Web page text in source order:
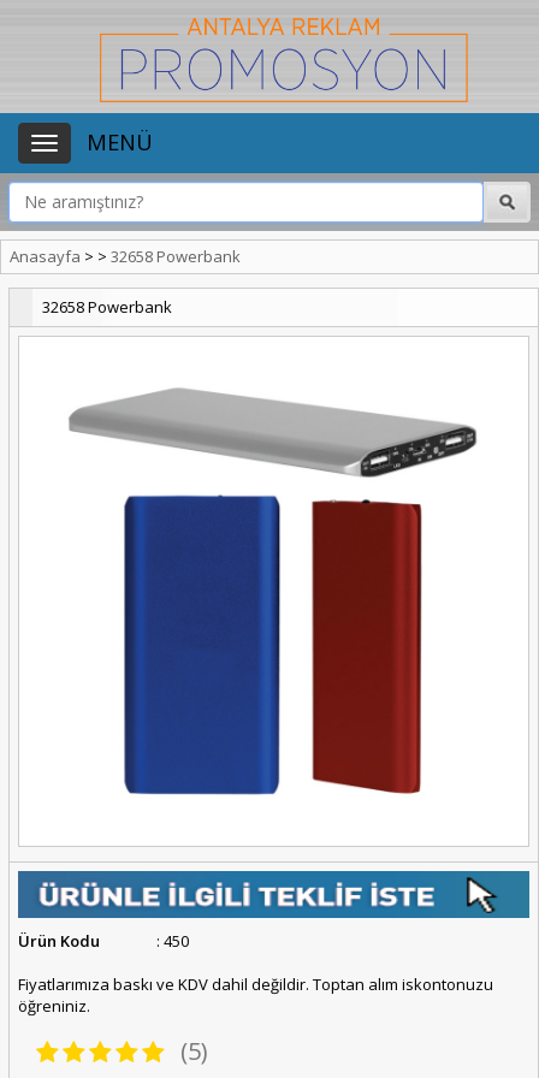
MENÜ
Anasayfa > > 32658 Powerbank
32658 Powerbank
Ürün Kodu
: 450
Fiyatlarımıza baskı ve KDV dahil değildir. Toptan alım iskontonuzu
öğreniniz.
(5)